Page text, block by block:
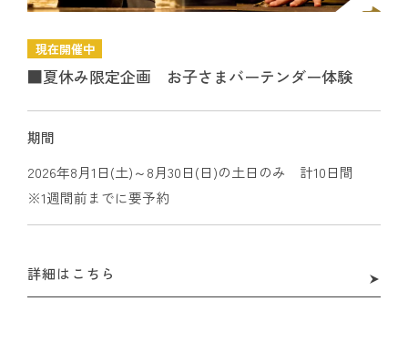
現在開催中
■夏休み限定企画 お子さまバーテンダー体験
期間
2026年8月1日(土)～8月30日(日)の土日のみ 計10日間
※1週間前までに要予約
詳細はこちら